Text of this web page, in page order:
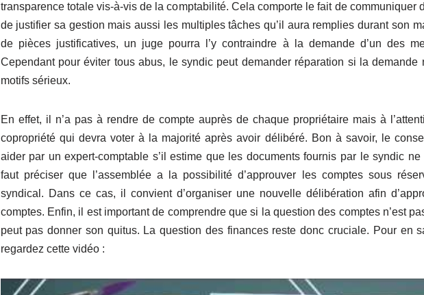
transparence totale vis-à-vis de la comptabilité. Cela comporte le fait de communiquer
de justifier sa gestion mais aussi les multiples tâches qu’il aura remplies durant son
de pièces justificatives, un juge pourra l’y contraindre à la demande d’un des
Cependant pour éviter tous abus, le syndic peut demander réparation si la demande
motifs sérieux.
En effet, il n’a pas à rendre de compte auprès de chaque propriétaire mais à
copropriété qui devra voter à la majorité après avoir délibéré. Bon à savoir, le
aider par un expert-comptable s’il estime que les documents fournis par le syndic
faut préciser que l’assemblée a la possibilité d’approuver les comptes sous
syndical. Dans ce cas, il convient d’organiser une nouvelle délibération afin
comptes. Enfin, il est important de comprendre que si la question des comptes n’est
peut pas donner son quitus. La question des finances reste donc cruciale. Pour en
regardez cette vidéo :